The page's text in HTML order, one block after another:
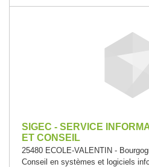
SIGEC - SERVICE
ET CONSEIL
25480 ECOLE-VALENTIN -
Conseil en systèmes et logiciels